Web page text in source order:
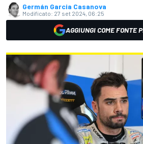
Germán Garcia Casanova
Modificato: 27 set 2024, 06:25
AGGIUNGI COME FONTE